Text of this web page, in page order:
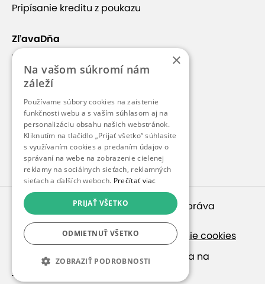
Pripísanie kreditu z poukazu
ZľavaDňa
Náš príbeh
Kontakt
Blog
Pre médiá
Pre partnerov
© 2010 – 2026inspirago s. r. o.
. Všetky práva
vyhradené.
Ochrana osobných údajov|
Nastavenie cookies
Ak hľadáte ponuky v češtine, pozrite sa na
SlevaDne.cz
×
Na vašom súkromí nám
záleží
Používame súbory cookies na zaistenie
funkčnosti webu a s vaším súhlasom aj na
personalizáciu obsahu našich webstránok.
Kliknutím na tlačidlo „Prijať všetko“ súhlasíte
s využívaním cookies a predaním údajov o
správaní na webe na zobrazenie cielenej
reklamy na sociálnych sieťach, reklamných
sieťach a ďalších weboch. Prečítať viac
PRIJAŤ VŠETKO
ODMIETNUŤ VŠETKO
ZOBRAZIŤ PODROBNOSTI